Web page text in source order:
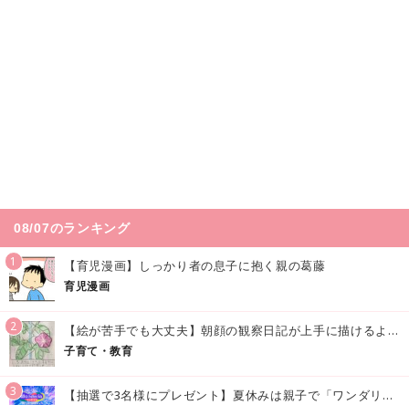
08/07のランキング
1 【育児漫画】しっかり者の息子に抱く親の葛藤
育児漫画
2 【絵が苦手でも大丈夫】朝顔の観察日記が上手に描けるようになる方法｜イラスト付き
子育て・教育
3 【抽選で3名様にプレゼント】夏休みは親子で「ワンダリア横浜」へ！涼しく学んで遊べる話題の没入型施設をご紹介